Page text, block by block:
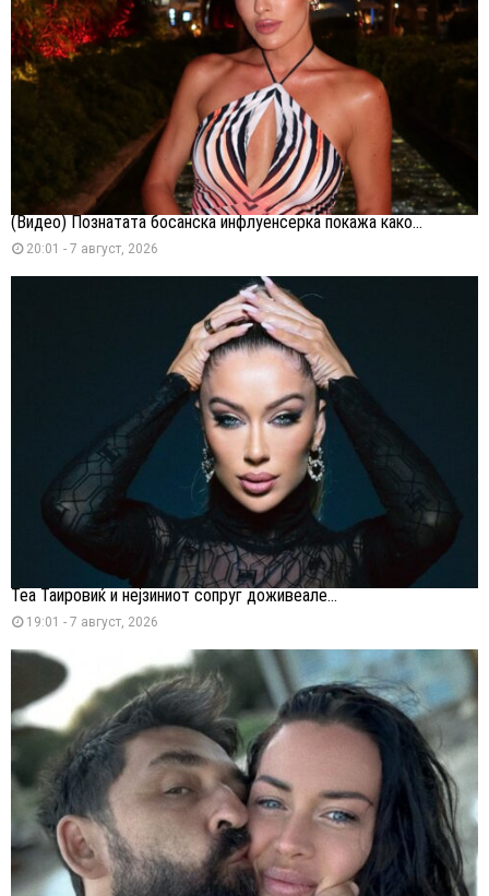
(Видео) Познатата босанска инфлуенсерка покажа како...
20:01 - 7 август, 2026
Теа Таировиќ и нејзиниот сопруг доживеале...
19:01 - 7 август, 2026